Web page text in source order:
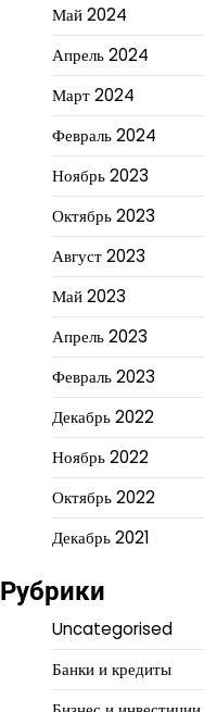
Май 2024
Апрель 2024
Март 2024
Февраль 2024
Ноябрь 2023
Октябрь 2023
Август 2023
Май 2023
Апрель 2023
Февраль 2023
Декабрь 2022
Ноябрь 2022
Октябрь 2022
Декабрь 2021
Рубрики
Uncategorised
Банки и кредиты